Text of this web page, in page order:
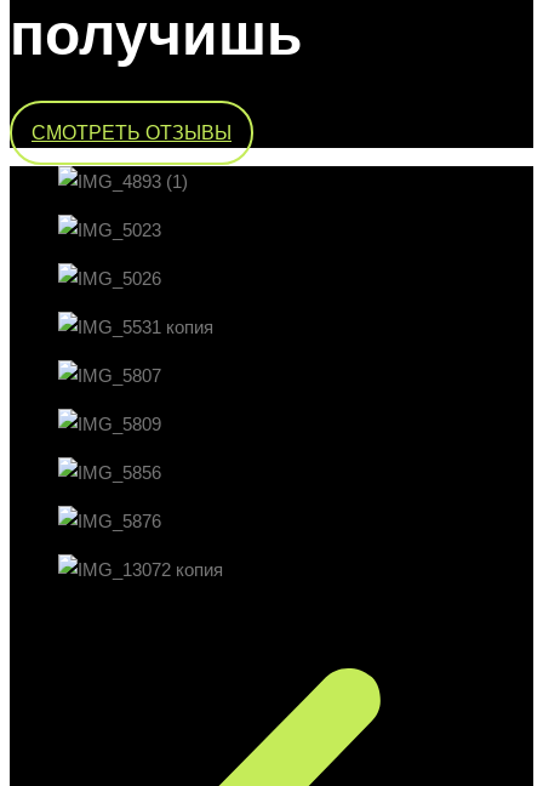
получишь
СМОТРЕТЬ ОТЗЫВЫ